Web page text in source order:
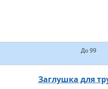
До 99
Заглушка для